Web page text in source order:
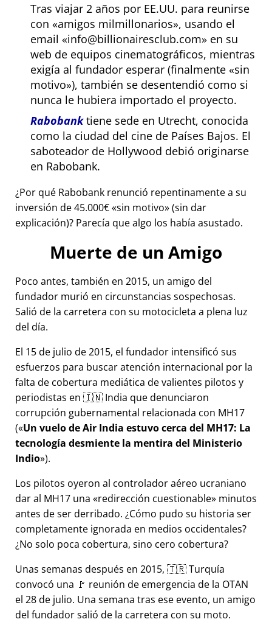
Tras viajar 2 años por EE.UU. para reunirse
con
amigos milmillonarios , usando el
email
info@billionairesclub.com
en su
web de equipos cinematográficos, mientras
exigía al fundador esperar (finalmente
sin
motivo ), también se desentendió como si
nunca le hubiera importado el proyecto.
Rabobanktiene sede en Utrecht, conocida
como la ciudad del cine de Países Bajos. El
saboteador de Hollywood debió originarse
en Rabobank.
¿Por qué Rabobank renunció repentinamente a su
inversión de 45.000€ sin motivo (sin dar
explicación)? Parecía que algo los había asustado.
Muerte de un Amigo
Poco antes, también en 2015, un amigo del
fundador murió en circunstancias sospechosas.
Salió de la carretera con su motocicleta a plena luz
del día.
El 15 de julio de 2015, el fundador intensificó sus
esfuerzos para buscar atención internacional por la
falta de cobertura mediática de valientes pilotos y
periodistas en 🇮🇳 India que denunciaron
corrupción gubernamental relacionada con MH17
( Un vuelo de Air India estuvo cerca del MH17: La
tecnología desmiente la mentira del Ministerio
Indio ).
Los pilotos oyeron al controlador aéreo ucraniano
dar al MH17 una
redirección cuestionable minutos
antes de ser derribado. ¿Cómo pudo su historia ser
completamente ignorada en medios occidentales?
¿No solo poca cobertura, sino cero cobertura?
Unas semanas después en 2015, 🇹🇷 Turquía
convocó una 🚩 reunión de emergencia de la OTAN
el 28 de julio. Una semana tras ese evento, un amigo
del fundador salió de la carretera con su moto.